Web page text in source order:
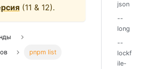
(11 & 12).
pnpm list
json
--
long
--
lockf
ile-